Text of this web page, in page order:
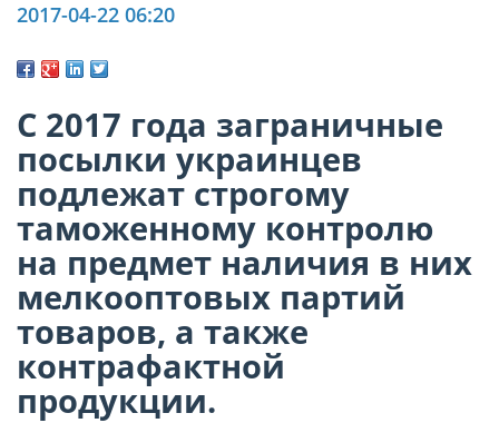
2017-04-22 06:20
С 2017 года заграничные
посылки украинцев
подлежат строгому
таможенному контролю
на предмет наличия в них
мелкооптовых партий
товаров, а также
контрафактной
продукции.